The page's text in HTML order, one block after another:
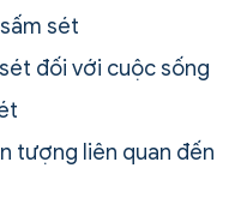
sét
đối với cuộc sống
tượng liên quan đến